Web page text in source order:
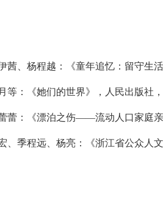
茜、杨程越：《童年追忆：留守生
等：《她们的世界》，人民出版社，
蕾：《漂泊之伤——流动人口家庭亲
、季程远、杨亮：《浙江省公众人